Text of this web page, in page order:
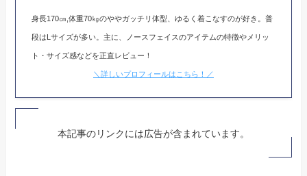
身長170㎝,体重70㎏のややガッチリ体型、ゆるく着こなすのが好き。普
段はLサイズが多い。主に、ノースフェイスのアイテムの特徴やメリッ
ト・サイズ感などを正直レビュー！
＼詳しいプロフィールはこちら！／
本記事のリンクには広告が含まれています。